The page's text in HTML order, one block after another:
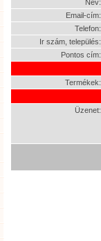
Név:
Email-cím:
Telefon:
Ir szám, település:
Pontos cím:
Termékek:
Üzenet: